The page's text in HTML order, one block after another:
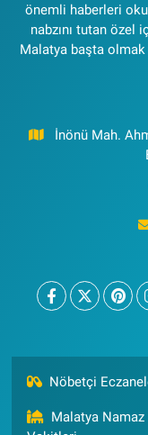
önemli haberleri
nabzını tutan özel
Malatya başta olmak
İnönü Mah.
Nöbetçi
Malatya Namaz